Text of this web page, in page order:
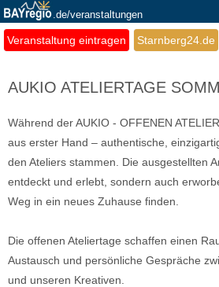
.de/veranstaltungen
Veranstaltung eintragen Starnberg24.de
AUKIO ATELIERTAGE
Während der AUKIO - OFFENEN
aus erster Hand – authentische,
den Ateliers stammen. Die ausgestellten
entdeckt und erlebt, sondern auch
Weg in ein neues Zuhause finden.
Die offenen Ateliertage schaffen einen
Austausch und persönliche Gespräche
und unseren Kreativen.